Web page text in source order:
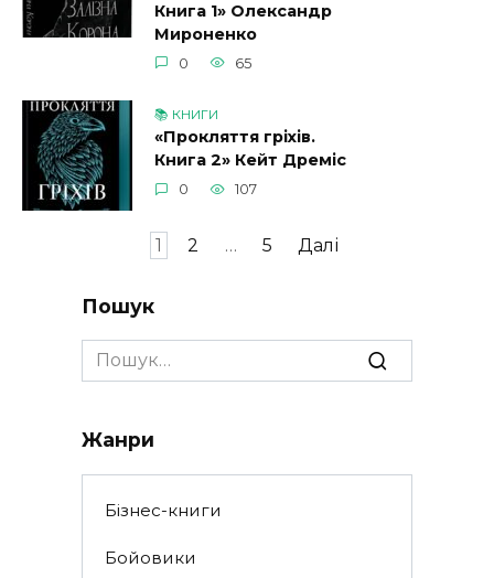
Книга 1» Олександр
Мироненко
0 65
📚 КНИГИ
«Прокляття гріхів.
Книга 2» Кейт Дреміс
0 107
1 2 … 5 Далі
Пошук
Search
for:
Жанри
Бізнес-книги
Бойовики